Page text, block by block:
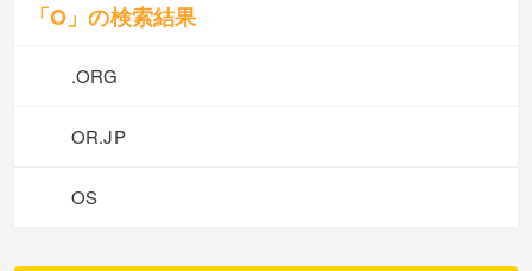
「O」の検索結果
.ORG
OR.JP
OS